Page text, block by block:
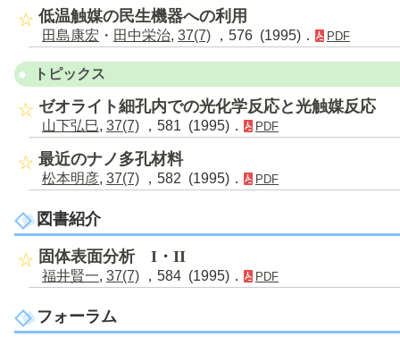
低温触媒の民生機器への利用
田島康宏 ・ 田中栄治, 37(7) ，576 (1995)． PDF
トピックス
ゼオライト細孔内での光化学反応と光触媒反応
山下弘巳, 37(7) ，581 (1995)． PDF
最近のナノ多孔材料
松本明彦, 37(7) ，582 (1995)． PDF
図書紹介
固体表面分析 I・II
福井賢一, 37(7) ，584 (1995)． PDF
フォーラム